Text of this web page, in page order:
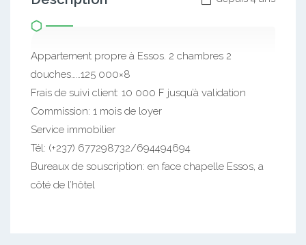
Appartement propre à Essos. 2 chambres 2
douches……125 000×8
Frais de suivi client: 10 000 F jusqu’à validation
Commission: 1 mois de loyer
Service immobilier
Tél: (+237) 677298732/694494694
Bureaux de souscription: en face chapelle Essos, a
côté de l’hôtel